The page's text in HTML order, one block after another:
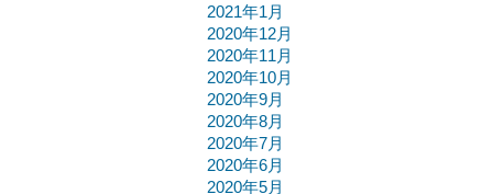
2021年1月
2020年12月
2020年11月
2020年10月
2020年9月
2020年8月
2020年7月
2020年6月
2020年5月